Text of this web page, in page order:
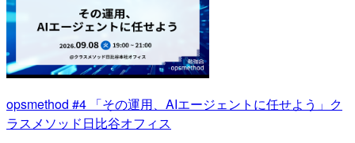
opsmethod #4 「その運用、AIエージェントに任せよう」ク
ラスメソッド日比谷オフィス